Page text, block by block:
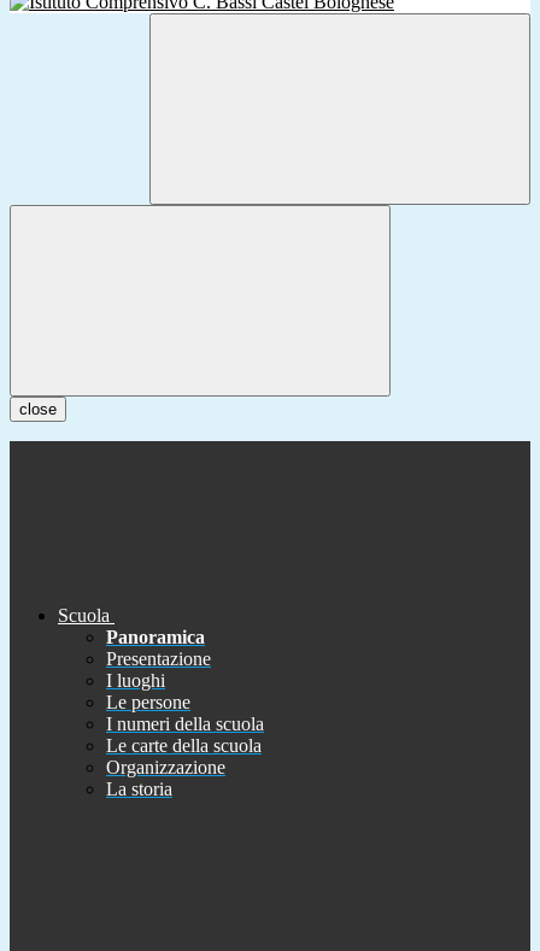
close
Scuola
Panoramica
Presentazione
I luoghi
Le persone
I numeri della scuola
Le carte della scuola
Organizzazione
La storia